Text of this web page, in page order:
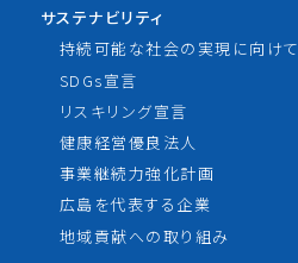
サステナビリティ
持続可能な社会の実現に向けて
SDGs宣言
リスキリング宣言
健康経営優良法人
事業継続力強化計画
広島を代表する企業
地域貢献への取り組み